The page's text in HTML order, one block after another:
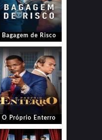
Bagagem de Risco
O Próprio Enterro